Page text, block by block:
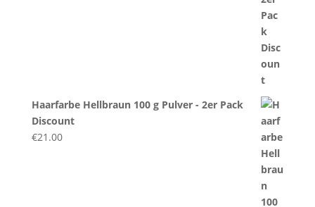
Haarfarbe Hellbraun 100 g Pulver - 2er Pack
Discount
€21.00